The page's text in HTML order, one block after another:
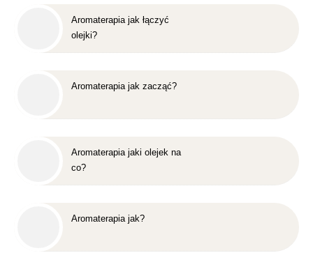
Aromaterapia jak łączyć
olejki?
Aromaterapia jak zacząć?
Aromaterapia jaki olejek na
co?
Aromaterapia jak?